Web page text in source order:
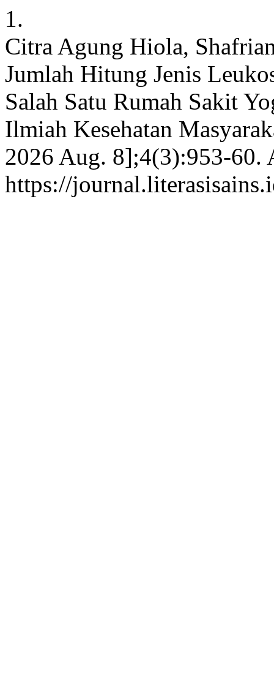
1.
Citra Agung Hiola,
Jumlah Hitung Jenis
Salah Satu Rumah Sakit
Ilmiah Kesehatan
2026 Aug. 8];4(3):953-60.
https://